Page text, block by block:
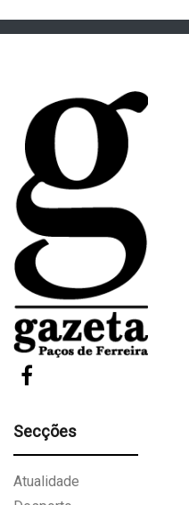
Secções
Atualidade